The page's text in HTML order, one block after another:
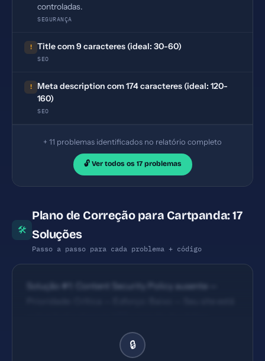
controladas.
SEGURANÇA
! Title com 9 caracteres (ideal: 30-60)
SEO
!
Meta description com 174 caracteres (ideal: 120-
160)
SEO
+ 11 problemas identificados no relatório completo
🔓 Ver todos os 17 problemas
🛠
Plano de Correção para Cartpanda: 17
Soluções
Passo a passo para cada problema + código
Solução #1: Content Security Policy ausente —
malicioso. — Solução #2: X-Frame-Options ausente
— Prioridade: Crítica — Esforço: Baixo — Seu site
🔒